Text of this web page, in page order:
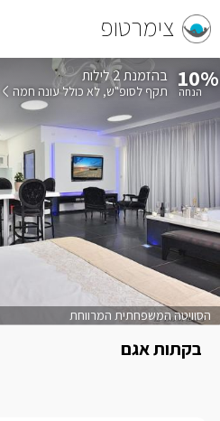
צימרטופ
בקתות אגם
הסוויטה המשפחתית המרווחת
10% בהזמנת 2 לילות
תקף לסופ"ש לא כולל עונה חמה